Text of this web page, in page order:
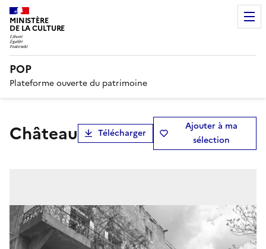
MINISTÈRE
DE LA CULTURE
POP
Plateforme ouverte du patrimoine
château Télécharger
Ajouter à ma
sélection